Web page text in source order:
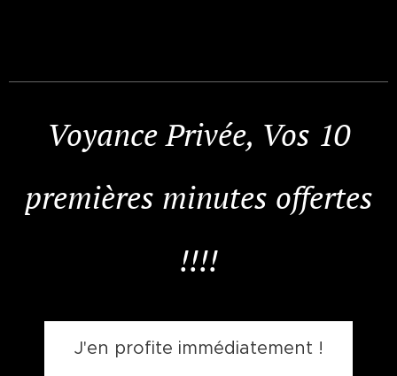
Voyance Privée, Vos 10
premières minutes offertes
!!!!
J'en profite immédiatement !